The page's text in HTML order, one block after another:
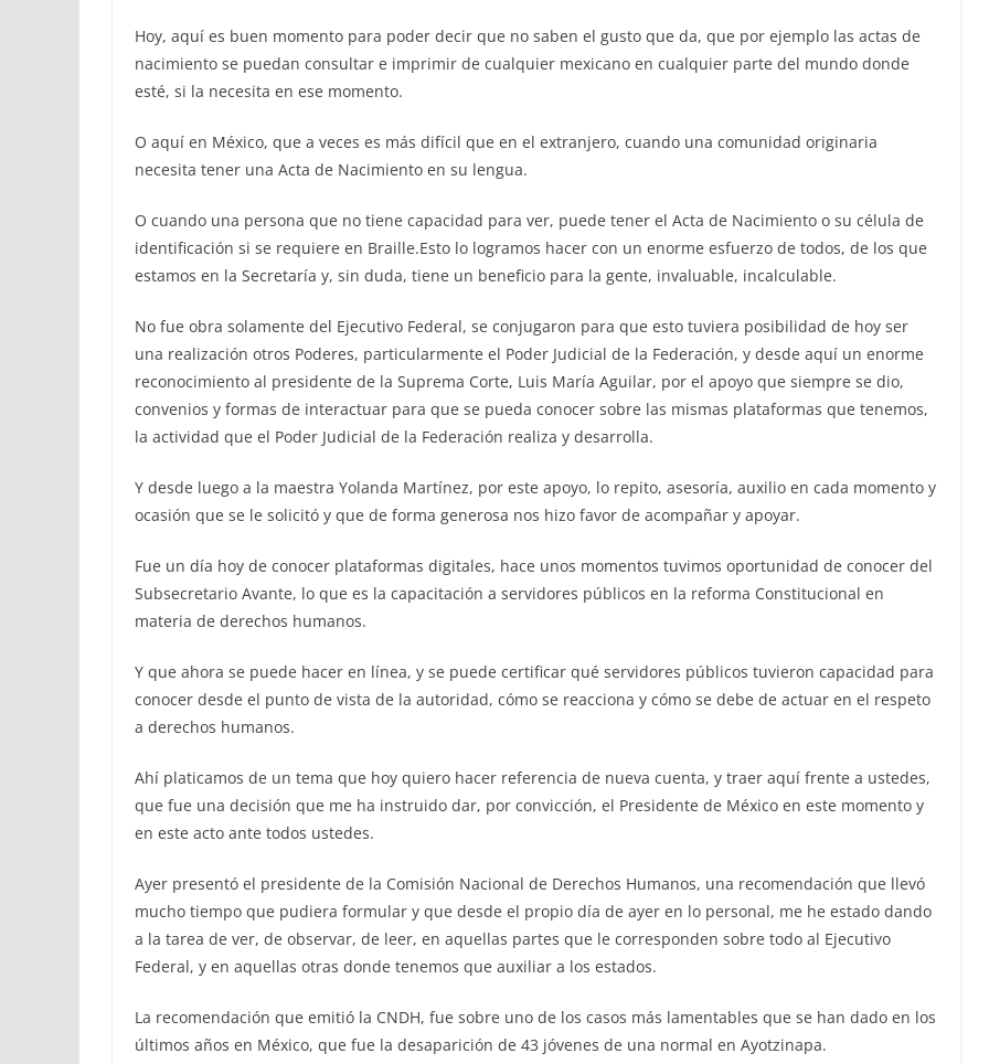
Hoy, aquí es buen momento para poder decir que no saben el gusto que da, que por ejemplo las actas de
nacimiento se puedan consultar e imprimir de cualquier mexicano en cualquier parte del mundo donde
esté, si la necesita en ese momento.
O aquí en México, que a veces es más difícil que en el extranjero, cuando una comunidad originaria
necesita tener una Acta de Nacimiento en su lengua.
O cuando una persona que no tiene capacidad para ver, puede tener el Acta de Nacimiento o su célula de
identificación si se requiere en Braille.Esto lo logramos hacer con un enorme esfuerzo de todos, de los que
estamos en la Secretaría y, sin duda, tiene un beneficio para la gente, invaluable, incalculable.
No fue obra solamente del Ejecutivo Federal, se conjugaron para que esto tuviera posibilidad de hoy ser
una realización otros Poderes, particularmente el Poder Judicial de la Federación, y desde aquí un enorme
reconocimiento al presidente de la Suprema Corte, Luis María Aguilar, por el apoyo que siempre se dio,
convenios y formas de interactuar para que se pueda conocer sobre las mismas plataformas que tenemos,
la actividad que el Poder Judicial de la Federación realiza y desarrolla.
Y desde luego a la maestra Yolanda Martínez, por este apoyo, lo repito, asesoría, auxilio en cada momento y
ocasión que se le solicitó y que de forma generosa nos hizo favor de acompañar y apoyar.
Fue un día hoy de conocer plataformas digitales, hace unos momentos tuvimos oportunidad de conocer del
Subsecretario Avante, lo que es la capacitación a servidores públicos en la reforma Constitucional en
materia de derechos humanos.
Y que ahora se puede hacer en línea, y se puede certificar qué servidores públicos tuvieron capacidad para
conocer desde el punto de vista de la autoridad, cómo se reacciona y cómo se debe de actuar en el respeto
a derechos humanos.
Ahí platicamos de un tema que hoy quiero hacer referencia de nueva cuenta, y traer aquí frente a ustedes,
que fue una decisión que me ha instruido dar, por convicción, el Presidente de México en este momento y
en este acto ante todos ustedes.
Ayer presentó el presidente de la Comisión Nacional de Derechos Humanos, una recomendación que llevó
mucho tiempo que pudiera formular y que desde el propio día de ayer en lo personal, me he estado dando
a la tarea de ver, de observar, de leer, en aquellas partes que le corresponden sobre todo al Ejecutivo
Federal, y en aquellas otras donde tenemos que auxiliar a los estados.
La recomendación que emitió la CNDH, fue sobre uno de los casos más lamentables que se han dado en los
últimos años en México, que fue la desaparición de 43 jóvenes de una normal en Ayotzinapa.